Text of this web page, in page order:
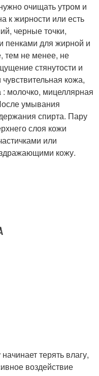
очищать утром и
к жирности или есть
черные точки,
пенками для жирной и
тем не менее, не
стянутости и
кожа,
: молочко, мицеллярная
умывания
спирта. Пару
слоя кожи
или
кожу.
терять влагу,
воздействие